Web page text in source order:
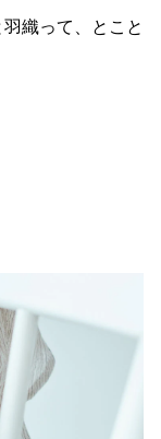
織って、とこと